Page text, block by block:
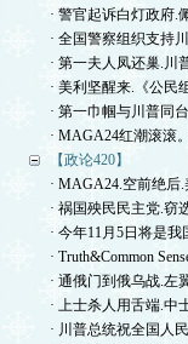
· 警官起诉白灯政府.
· 全国警察组织支持
· 第一夫人凤还巢.川
· 美利坚醒来.《公民
· 第一巾帼与川普同
· MAGA24红潮滚滚
【政论420】
· MAGA24.空前绝后
· 祸国殃民民主党.窃
· 今年11月5日将是
· Truth&Common
· 通俄门到俄乌战.左
· 上士杀人用舌端.中
· 川普总统祝全国人